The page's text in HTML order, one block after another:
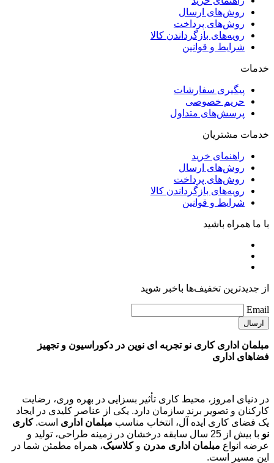
روش‌های ارسال
روش‌های پرداخت
رویه‌های بازگرداندن کالا
شرایط و قوانین
خدمات
پیگیری سفارشات
حریم خصوصی
پرسش‌های متداول
خدمات مشتریان
راهنمای خرید
روش‌های ارسال
روش‌های پرداخت
رویه‌های بازگرداندن کالا
شرایط و قوانین
با ما همراه باشید
از جدیدترین تخفیف‌ها باخبر شوید
Email
مبلمان اداری کاری نو تجربه ای نوین در دکوراسیون و تجهیز
فضاهای اداری
در دنیای امروز، محیط کاری تأثیر بسزایی در بهره وری، رضایت
کارکنان و تصویر برند سازمان دارد. یکی از عناصر کلیدی در ایجاد
یک فضای کاری ایده آل، انتخاب مناسب مبلمان اداری است.کاری
نو
با بیش از 25 سال سابقه درخشان در زمینه طراحی، تولید و
عرضه انواع مبلمان اداری مدرن وکلاسیک، همراه مطمئن شما در
این مسیر است.